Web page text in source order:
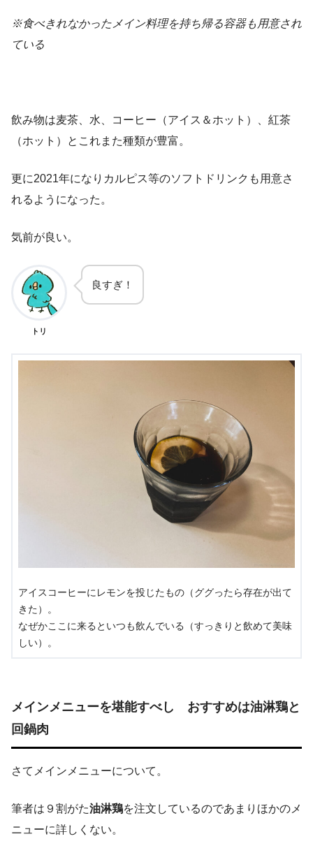
※食べきれなかったメイン料理を持ち帰る容器も用意され
ている
飲み物は麦茶、水、コーヒー（アイス＆ホット）、紅茶
（ホット）とこれまた種類が豊富。
更に2021年になりカルピス等のソフトドリンクも用意さ
れるようになった。
気前が良い。
トリ
良すぎ！
アイスコーヒーにレモンを投じたもの（ググったら存在が出て
きた）。
なぜかここに来るといつも飲んでいる（すっきりと飲めて美味
しい）。
メインメニューを堪能すべし おすすめは油淋鶏と
回鍋肉
さてメインメニューについて。
筆者は９割がた油淋鶏を注文しているのであまりほかのメ
ニューに詳しくない。